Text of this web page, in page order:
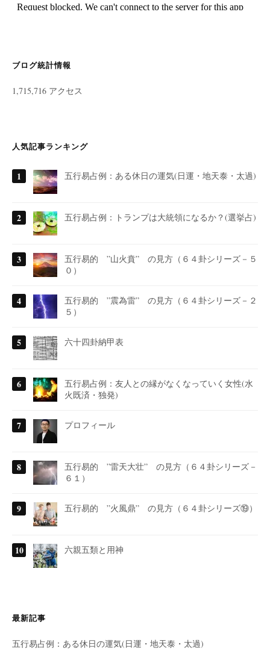
ブログ統計情報
1,715,716 アクセス
人気記事ランキング
五行易占例：ある休日の運気(日運・地天泰・太過)
五行易占例：トランプは大統領になるか？(選挙占)
五行易的 ”山火賁” の見方（６４卦シリーズ－５
０）
五行易的 ”震為雷” の見方（６４卦シリーズ－２
５）
六十四卦納甲表
五行易占例：友人との縁がなくなっていく女性(水
火既済・独発)
プロフィール
五行易的 ”雷天大壮” の見方（６４卦シリーズ－
６１）
五行易的 ”火風鼎” の見方（６４卦シリーズ⑲）
六親五類と用神
最新記事
五行易占例：ある休日の運気(日運・地天泰・太過)